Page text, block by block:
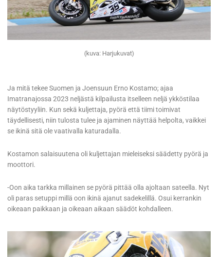
(kuva: Harjukuvat)
Ja mitä tekee Suomen ja Joensuun Erno Kostamo; ajaa
Imatranajossa 2023 neljästä kilpailusta itselleen neljä ykköstilaa
näytöstyyliin. Kun sekä kuljettaja, pyörä että tiimi toimivat
täydellisesti, niin tulosta tulee ja ajaminen näyttää helpolta, vaikkei
se ikinä sitä ole vaativalla katuradalla.
Kostamon salaisuutena oli kuljettajan mieleiseksi säädetty pyörä ja
moottori.
-Oon aika tarkka millainen se pyörä pittää olla ajoltaan sateella. Nyt
oli paras setuppi millä oon ikinä ajanut sadekelillä. Osui kerrankin
oikeaan paikkaan ja oikeaan aikaan säädöt kohdalleen.